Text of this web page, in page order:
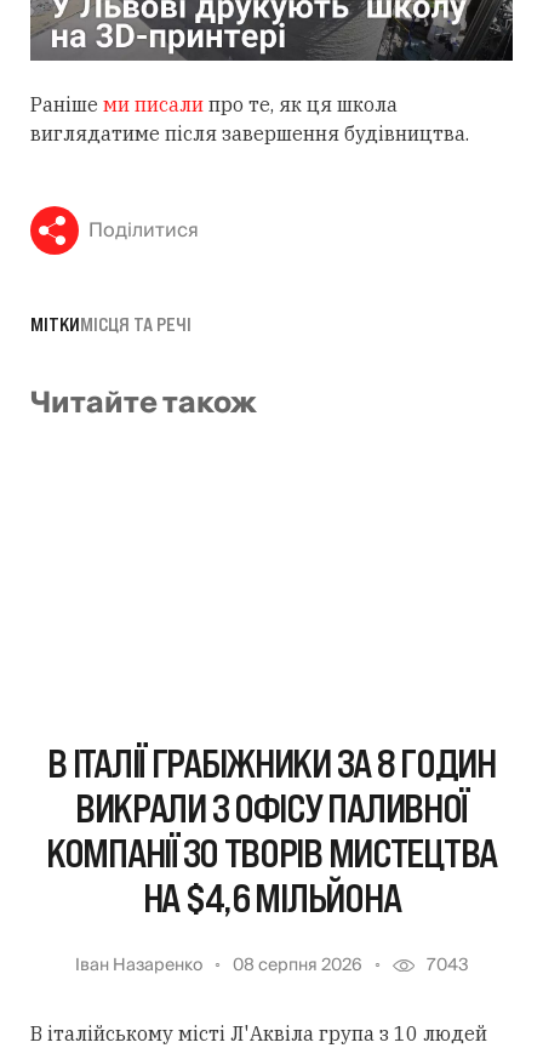
Раніше ми писали про те, як ця школа
виглядатиме після завершення будівництва.
Поділитися
МІТКИМІСЦЯ ТА РЕЧІ
Читайте також
В ІТАЛІЇ ГРАБІЖНИКИ ЗА 8 ГОДИН
ВИКРАЛИ З ОФІСУ ПАЛИВНОЇ
КОМПАНІЇ 30 ТВОРІВ МИСТЕЦТВА
НА $4,6 МІЛЬЙОНА
Іван Назаренко 08 серпня 2026 7043
В італійському місті Л'Аквіла група з 10 людей